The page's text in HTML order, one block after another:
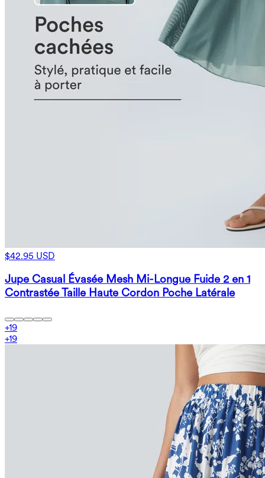
$42.95 USD
Jupe Casual Évasée Mesh Mi-Longue Fuide 2 en 1
Contrastée Taille Haute Cordon Poche Latérale
+19
+19